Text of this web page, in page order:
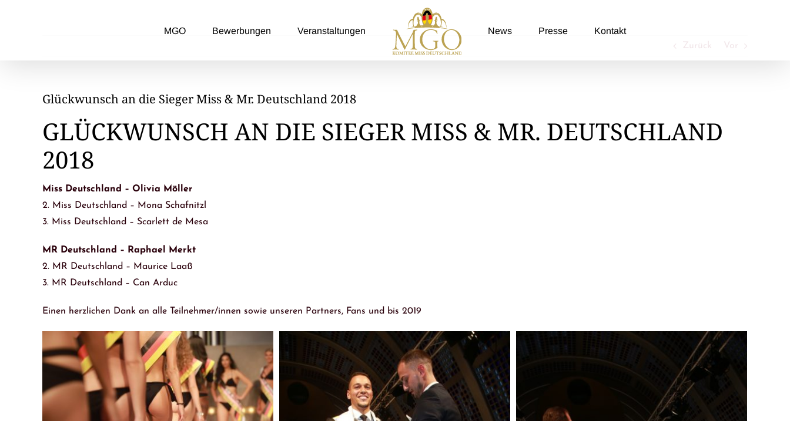
MGO Bewerbungen Veranstaltungen News Presse Kontakt
Zurück Vor
Glückwunsch an die Sieger Miss & Mr. Deutschland 2018
GLÜCKWUNSCH AN DIE SIEGER MISS & MR. DEUTSCHLAND
2018
Miss Deutschland – Olivia Möller
2. Miss Deutschland – Mona Schafnitzl
3. Miss Deutschland – Scarlett de Mesa
MR Deutschland – Raphael Merkt
2. MR Deutschland – Maurice Laaß
3. MR Deutschland – Can Arduc
Einen herzlichen Dank an alle Teilnehmer/innen sowie unseren Partners, Fans und bis 2019